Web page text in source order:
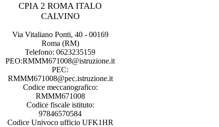
CPIA 2 ROMA ITALO
CALVINO
Via Vitaliano Ponti, 40 - 00169
Roma (RM)
Telefono: 0623235159
PEO:RMMM671008@istruzione.it
PEC:
RMMM671008@pec.istruzione.it
Codice meccanografico:
RMMM671008
Codice fiscale istituto:
97846570584
Codice Univoco ufficio UFK1HR